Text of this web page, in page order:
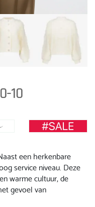
10
een herkenbare
service niveau. Deze
warme cultuur, de
gevoel van